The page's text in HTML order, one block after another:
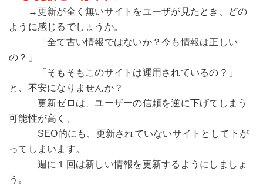
→更新が全く無いサイトをユーザが見たとき、どの
ように感じるでしょうか。
「全て古い情報ではないか？今も情報は正しい
の？」
「そもそもこのサイトは運用されているの？」
と、不安になりませんか？
更新ゼロは、ユーザーの信頼を逆に下げてしまう
可能性が高く、
SEO的にも、更新されていないサイトとして下が
ってしまいます。
週に１回は新しい情報を更新するようにしましょ
う。